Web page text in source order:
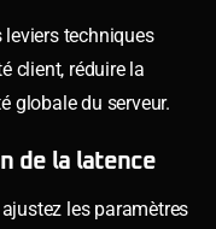
leviers techniques
client, réduire la
globale du serveur.
de la latence
ajustez les paramètres